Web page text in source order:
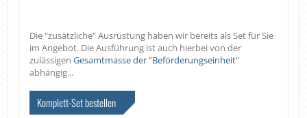
Die "zusätzliche" Ausrüstung haben wir bereits als Set für Sie
im Angebot. Die Ausführung ist auch hierbei von der
zulässigenGesamtmasse der "Beförderungseinheit"
abhängig...
Komplett-Set bestellen